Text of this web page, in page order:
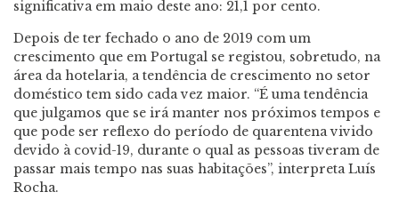
significativa em maio deste ano: 21,1 por cento.
Depois de ter fechado o ano de 2019 com um
crescimento que em Portugal se registou, sobretudo, na
área da hotelaria, a tendência de crescimento no setor
doméstico tem sido cada vez maior. “É uma tendência
que julgamos que se irá manter nos próximos tempos e
que pode ser reflexo do período de quarentena vivido
devido à covid-19, durante o qual as pessoas tiveram de
passar mais tempo nas suas habitações”, interpreta Luís
Rocha.